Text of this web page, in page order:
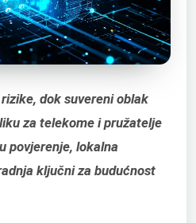
dok suvereni oblak
za telekome i pružatelje
povjerenje, lokalna
ključni za budućnost